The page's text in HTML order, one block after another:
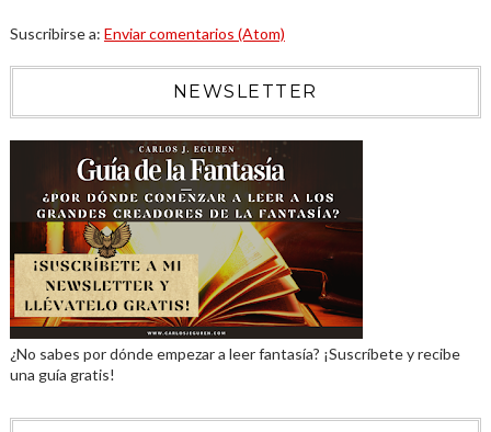
Suscribirse a: Enviar comentarios (Atom)
NEWSLETTER
¿No sabes por dónde empezar a leer fantasía? ¡Suscríbete y recibe
una guía gratis!